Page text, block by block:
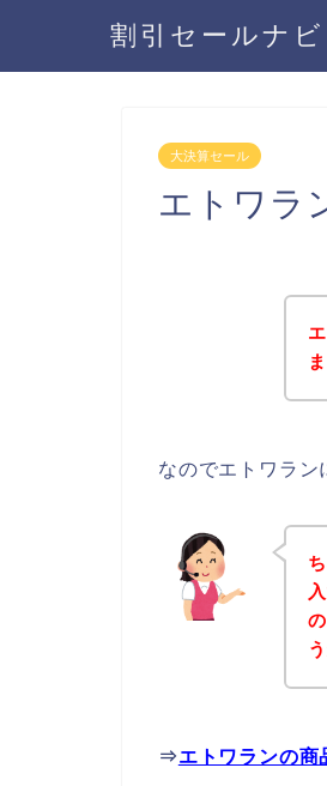
割引セールナビ
大決算セール
エトワラ
なのでエトワラン
⇒エトワランの商